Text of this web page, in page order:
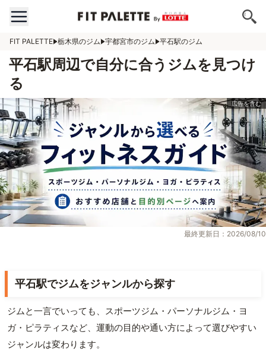
FIT PALETTE 栃木県のジム 宇都宮市のジム 平石駅のジム
平石駅周辺で自分に合うジムを見つけ
る
最終更新日：2026/08/10
平石駅でジムをジャンルから探す
ジムと一言でいっても、スポーツジム・パーソナルジム・ヨ
ガ・ピラティスなど、運動の目的や通い方によって選びやすい
ジャンルは変わります。